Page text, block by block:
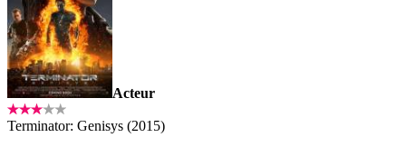
Acteur
Terminator: Genisys (2015)